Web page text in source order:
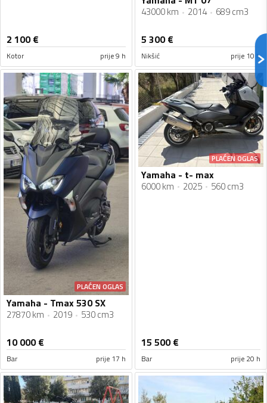
2 100€
Kotor prije 9 h
43000 km 2014 689 cm3
5 300€
Nikšić prije 10 h
PLAĆEN OGLAS
Yamaha - Tmax 530 SX
27870 km 2019 530 cm3
10 000€
Bar prije 17 h
PLAĆEN OGLAS
Yamaha - t- max
6000 km 2025 560 cm3
15 500€
Bar prije 20 h